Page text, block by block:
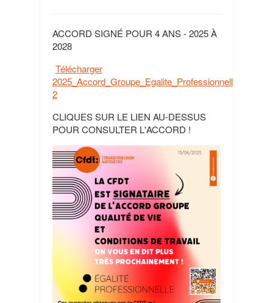
ACCORD SIGNÉ POUR 4 ANS - 2025 À
2028
Télécharger
2
CLIQUES SUR LE LIEN AU-DESSUS
POUR CONSULTER L'ACCORD !